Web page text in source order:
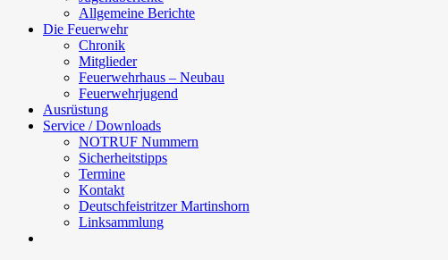
Allgemeine Berichte
Die Feuerwehr
Chronik
Mitglieder
Feuerwehrhaus – Neubau
Feuerwehrjugend
Ausrüstung
Service / Downloads
NOTRUF Nummern
Sicherheitstipps
Termine
Kontakt
Deutschfeistritzer Martinshorn
Linksammlung